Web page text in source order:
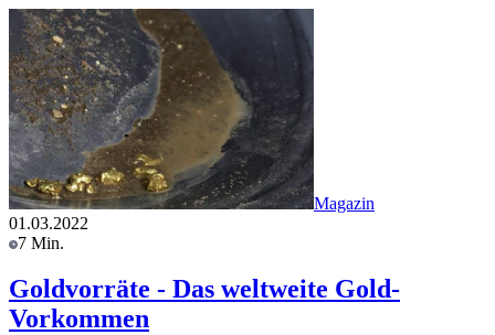
Magazin
01.03.2022
7 Min.
Goldvorräte - Das weltweite Gold-
Vorkommen